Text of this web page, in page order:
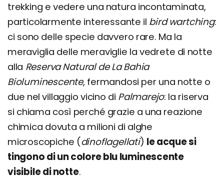
trekking e vedere una natura incontaminata,
particolarmente interessante il bird wartching:
ci sono delle specie davvero rare. Ma la
meraviglia delle meraviglie la vedrete di notte
alla Reserva Natural de La Bahia
Bioluminescente, fermandosi per una notte o
due nel villaggio vicino di Palmarejo: la riserva
si chiama così perché grazie a una reazione
chimica dovuta a milioni di alghe
microscopiche (dinoflagellati) le acque si
tingono di un colore blu luminescente
visibile di notte.